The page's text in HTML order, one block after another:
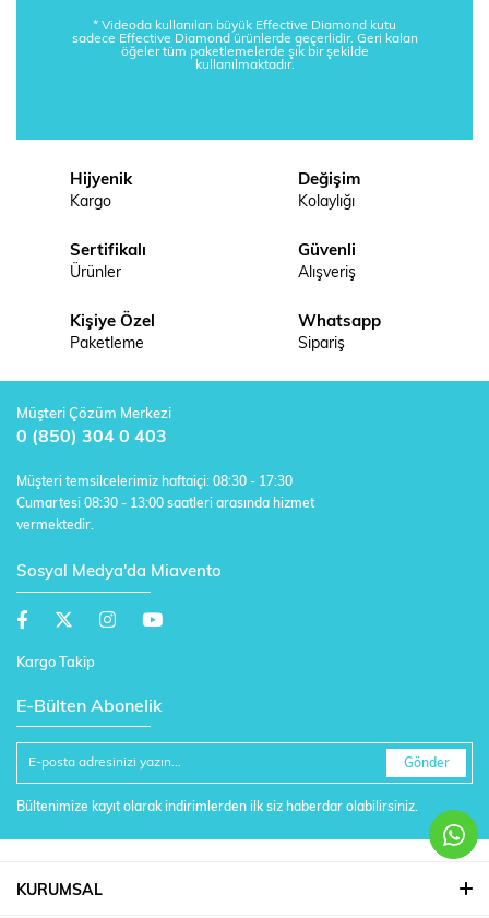
* Videoda kullanılan büyük Effective Diamond kutu
sadece Effective Diamond ürünlerde geçerlidir. Geri kalan
öğeler tüm paketlemelerde şık bir şekilde
kullanılmaktadır.
Hijyenik
Kargo
Değişim
Kolaylığı
Sertifikalı
Ürünler
Güvenli
Alışveriş
Kişiye Özel
Paketleme
Whatsapp
Sipariş
Müşteri Çözüm Merkezi
0 (850) 304 0 403
Müşteri temsilcelerimiz haftaiçi: 08:30 - 17:30
Cumartesi 08:30 - 13:00 saatleri arasında hizmet
vermektedir.
Sosyal Medya'da Miavento
Kargo Takip
E-Bülten Abonelik
Gönder
Bültenimize kayıt olarak indirimlerden ilk siz haberdar olabilirsiniz.
KURUMSAL